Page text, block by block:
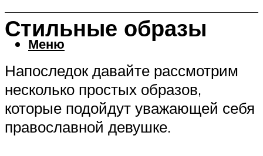
Меню
Стильные образы
Напоследок давайте рассмотрим
несколько простых образов,
которые подойдут уважающей себя
православной девушке.